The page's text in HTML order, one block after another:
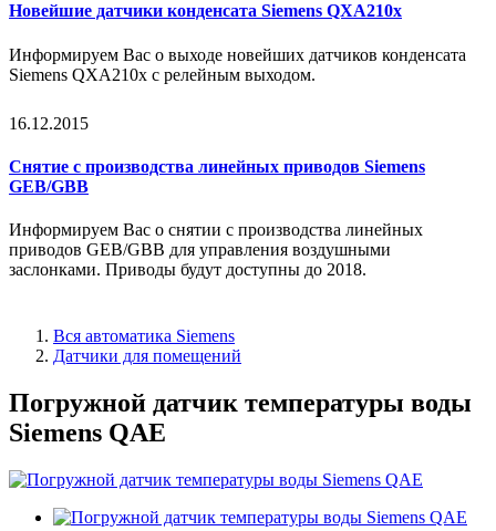
Новейшие датчики конденсата Siemens QXA210x
Информируем Вас о выходе новейших датчиков конденсата
Siemens QXA210x с релейным выходом.
16.12.2015
Снятие с производства линейных приводов Siemens
GEB/GBB
Информируем Вас о снятии с производства линейных
приводов GEB/GBB для управления воздушными
заслонками. Приводы будут доступны до 2018.
Вся автоматика Siemens
Датчики для помещений
Погружной датчик температуры воды
Siemens QAE